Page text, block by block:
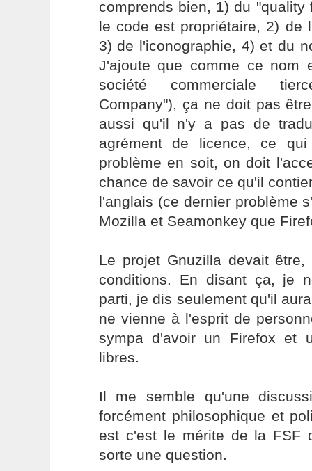
comprends bien, 1) du "quality
le code est propriétaire, 2) de
3) de l'iconographie, 4) et du
J'ajoute que comme ce nom
société commerciale
Company"), ça ne doit pas
aussi qu'il n'y a pas de
agrément de licence, ce
problème en soit, on doit
chance de savoir ce qu'il
l'anglais (ce dernier problème
Mozilla et Seamonkey que
Le projet Gnuzilla devait
conditions. En disant ça, je
parti, je dis seulement qu'il
ne vienne à l'esprit de
sympa d'avoir un Firefox et
libres.
Il me semble qu'une
forcément philosophique et
est c'est le mérite de la FSF
sorte une question.